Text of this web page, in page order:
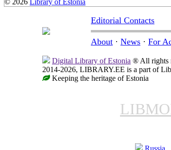
Editorial Contacts
About · News · For
Digital Library of Estonia ® All rights
2014-2026, LIBRARY.EE is a part of
Keeping the heritage of Estonia
Russia